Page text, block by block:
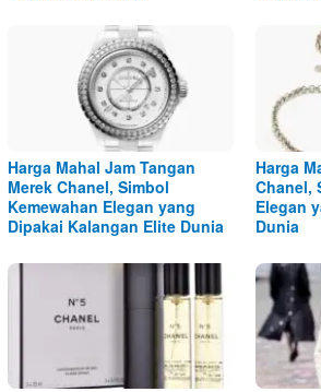
Harga Mahal Jam Tangan
Merek Chanel, Simbol
Kemewahan Elegan yang
Dipakai Kalangan Elite Dunia
Harga
Chanel,
Elegan
Dunia